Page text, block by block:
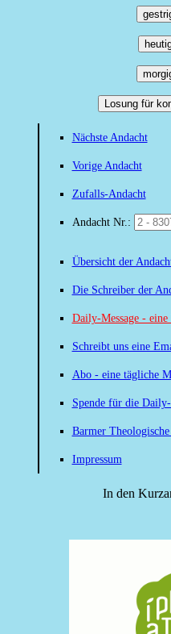
Losung für
Nächste Andacht
Vorige Andacht
Zufalls-Andacht
Andacht Nr.:
Übersicht der
Die Schreiber der
Daily-Message -
Schreibt uns eine
Abo - eine tägliche
Spende für die Daily-
Barmer
Impressum
In den